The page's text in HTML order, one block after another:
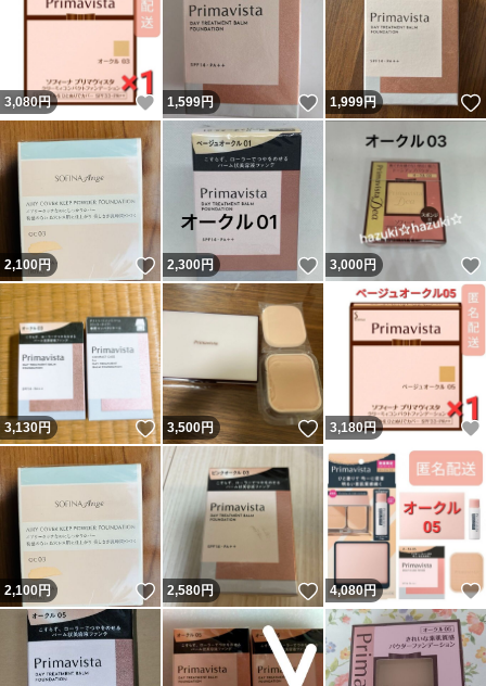
3,080円 いいね！
1,599円 いいね！
1,999円
2,100円 いいね！
2,300円 いいね！
3,000円
3,130円 いいね！
3,500円 いいね！
3,180円
2,100円 いいね！
2,580円 いいね！
4,080円